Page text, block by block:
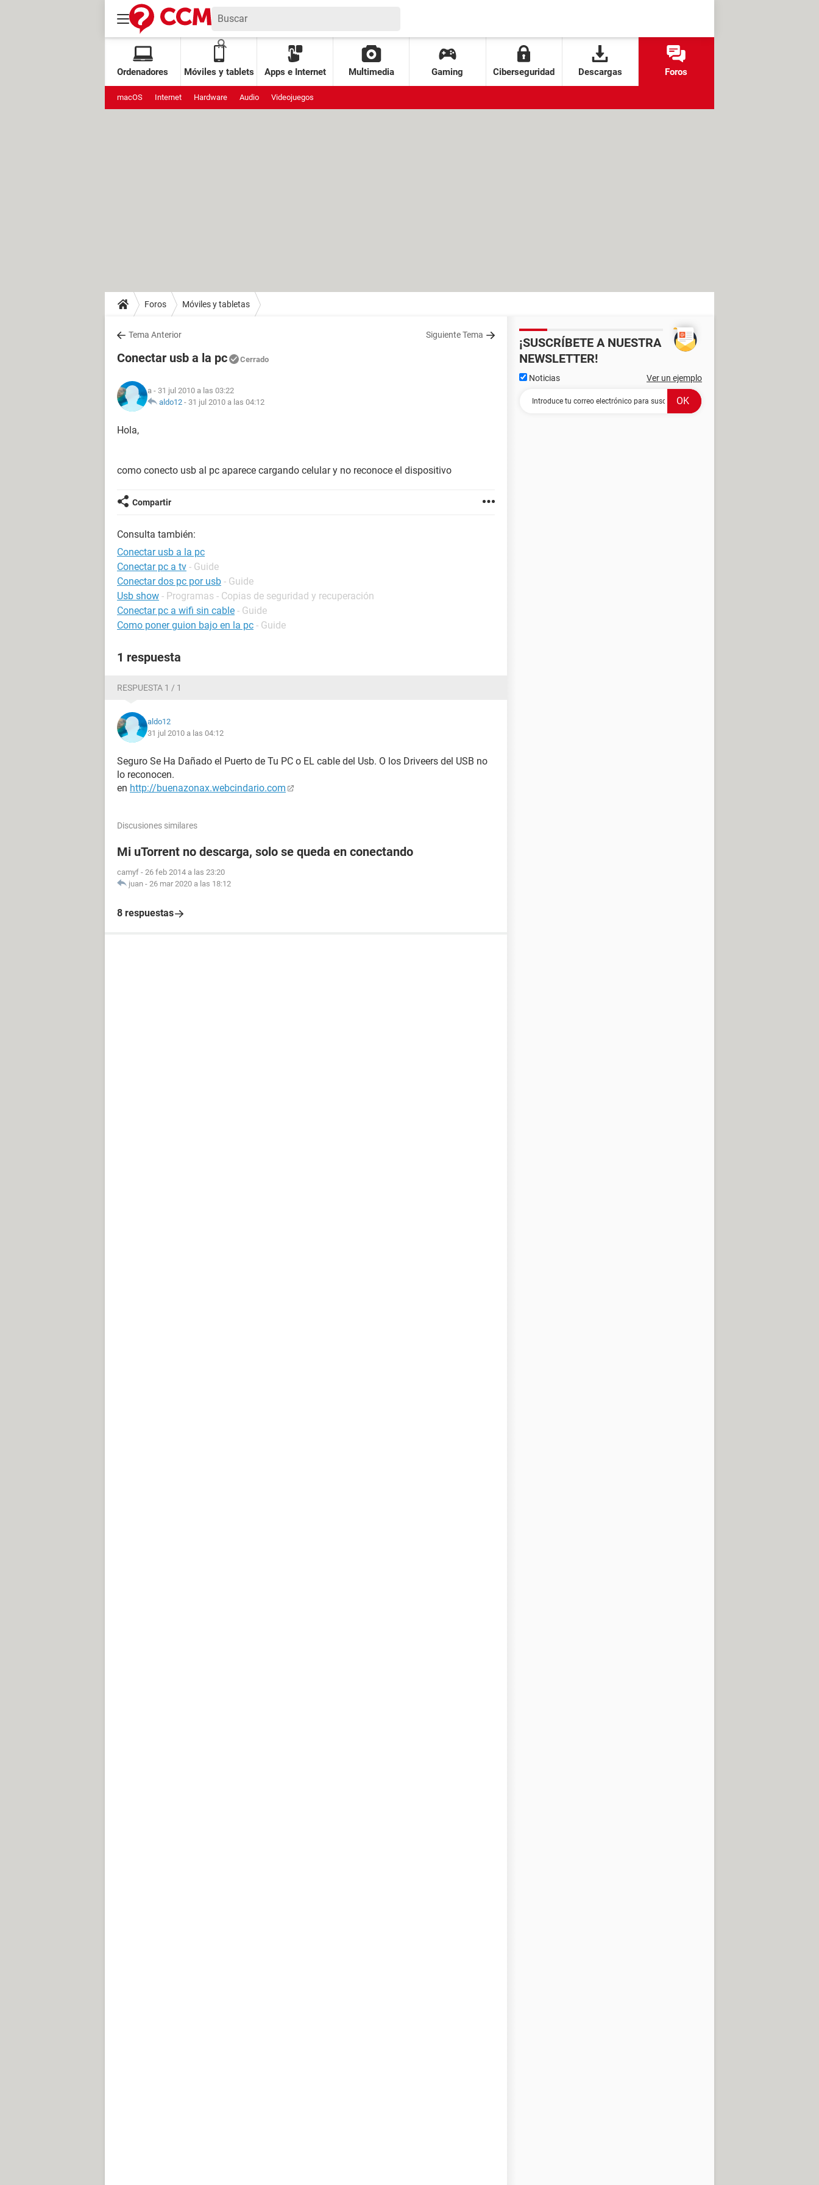
Ordenadores Móviles y tablets Apps e Internet Multimedia Gaming Ciberseguridad Descargas Foros
macOS Internet Hardware Audio Videojuegos
Foros Móviles y tabletas
Tema Anterior Siguiente Tema
Conectar usb a la pc Cerrado
a - 31 jul 2010 a las 03:22
aldo12 - 31 jul 2010 a las 04:12
Hola,
como conecto usb al pc aparece cargando celular y no reconoce el dispositivo
Compartir
Consulta también:
Conectar usb a la pc
Conectar pc a tv - Guide
Conectar dos pc por usb - Guide
Usb show - Programas - Copias de seguridad y recuperación
Conectar pc a wifi sin cable - Guide
Como poner guion bajo en la pc - Guide
1 respuesta
RESPUESTA 1 / 1
aldo12
31 jul 2010 a las 04:12
Seguro Se Ha Dañado el Puerto de Tu PC o EL cable del Usb. O los Driveers del USB no
lo reconocen.
en http://buenazonax.webcindario.com
Discusiones similares
Mi uTorrent no descarga, solo se queda en conectando
camyf - 26 feb 2014 a las 23:20
juan - 26 mar 2020 a las 18:12
8 respuestas
¡SUSCRÍBETE A NUESTRA
NEWSLETTER!
Noticias Ver un ejemplo